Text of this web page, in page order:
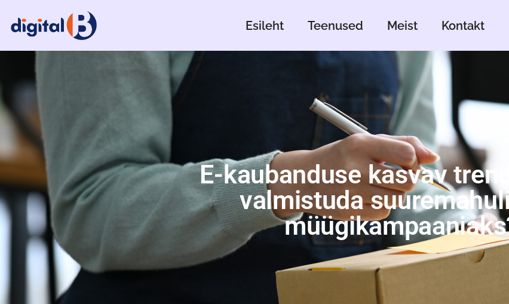
Esileht Teenused Meist Kontakt
E-kaubanduse kasvav
valmistuda